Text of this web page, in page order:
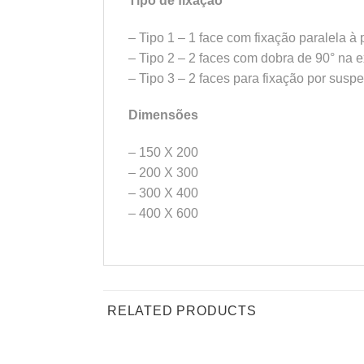
– Tipo 1 – 1 face com fixação paralela à
– Tipo 2 – 2 faces com dobra de 90° na
– Tipo 3 – 2 faces para fixação por
Dimensões
– 150 X 200
– 200 X 300
– 300 X 400
– 400 X 600
RELATED PRODUCTS